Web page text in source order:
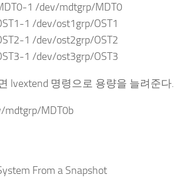
1 /dev/mdtgrp/MDT0
1 /dev/ost1grp/OST1
1 /dev/ost2grp/OST2
1 /dev/ost3grp/OST3
lvextend 명령으로 용량을 늘려준다.
mdtgrp/MDT0b
From a Snapshot